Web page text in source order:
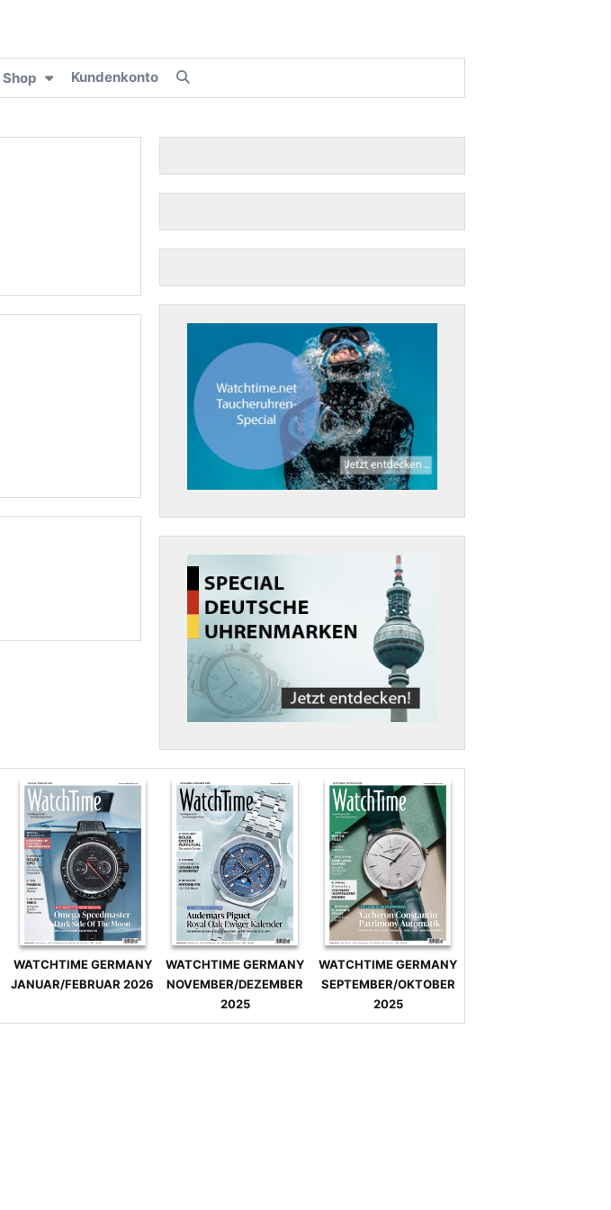
Shop Kundenkonto
WATCHTIME GERMANY
JANUAR/FEBRUAR 2026
WATCHTIME GERMANY
NOVEMBER/DEZEMBER
2025
WATCHTIME GERMANY
SEPTEMBER/OKTOBER
2025